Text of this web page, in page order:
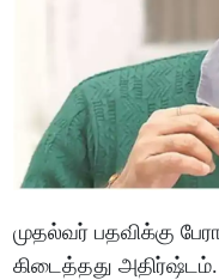
முதல்வர் பதவிக்கு
கிடைத்தது